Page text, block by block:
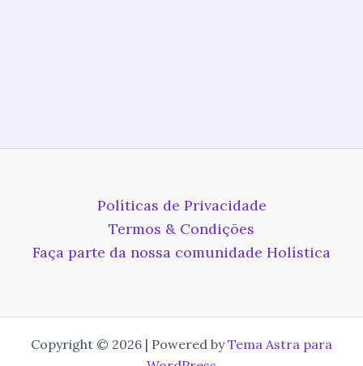
Políticas de Privacidade
Termos & Condições
Faça parte da nossa comunidade Holística
Copyright © 2026 | Powered byTema Astra para